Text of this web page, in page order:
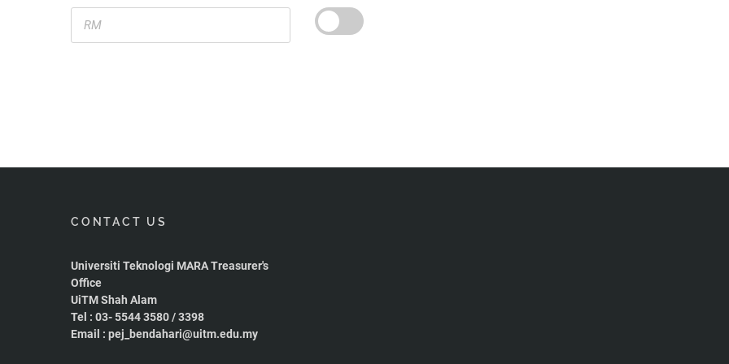
CONTACT US
Universiti Teknologi MARA Treasurer's
Office
UiTM Shah Alam
Tel : 03- 5544 3580 / 3398
Email : pej_bendahari@uitm.edu.my